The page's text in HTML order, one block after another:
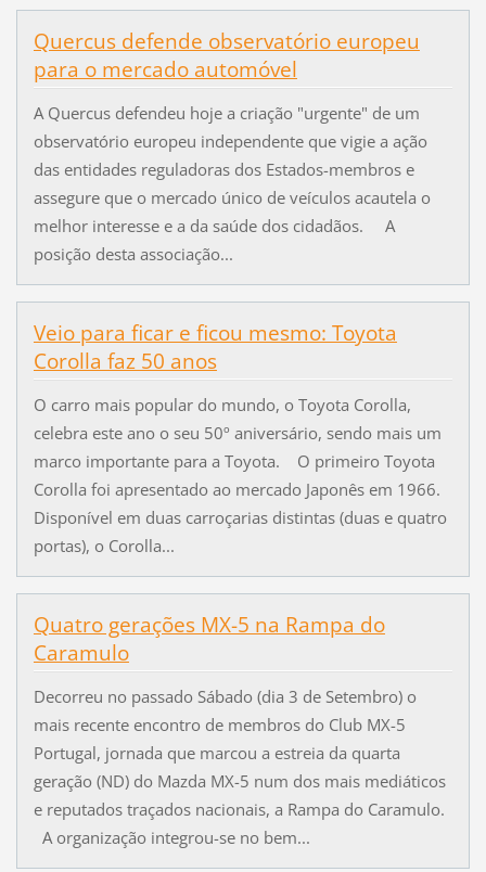
Quercus defende observatório europeu
para o mercado automóvel
A Quercus defendeu hoje a criação "urgente" de um
observatório europeu independente que vigie a ação
das entidades reguladoras dos Estados-membros e
assegure que o mercado único de veículos acautela o
melhor interesse e a da saúde dos cidadãos. A
posição desta associação...
Veio para ficar e ficou mesmo: Toyota
Corolla faz 50 anos
O carro mais popular do mundo, o Toyota Corolla,
celebra este ano o seu 50º aniversário, sendo mais um
marco importante para a Toyota. O primeiro Toyota
Corolla foi apresentado ao mercado Japonês em 1966.
Disponível em duas carroçarias distintas (duas e quatro
portas), o Corolla...
Quatro gerações MX-5 na Rampa do
Caramulo
Decorreu no passado Sábado (dia 3 de Setembro) o
mais recente encontro de membros do Club MX-5
Portugal, jornada que marcou a estreia da quarta
geração (ND) do Mazda MX-5 num dos mais mediáticos
e reputados traçados nacionais, a Rampa do Caramulo.
A organização integrou-se no bem...